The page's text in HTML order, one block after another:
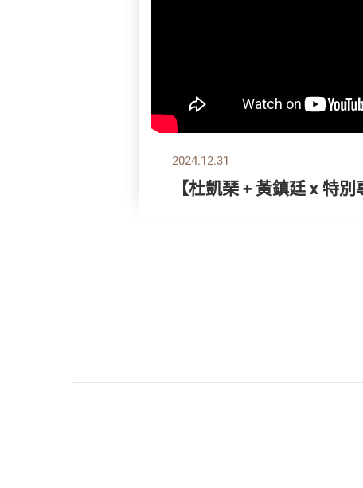
2024.12.31
【杜凱琹 + 黃鎮廷 x 特別